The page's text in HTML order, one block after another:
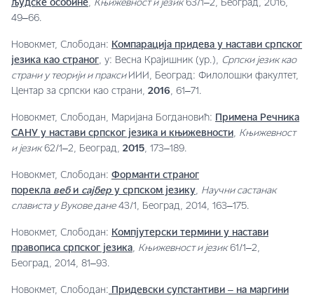
људске особине, Књижевност и језик63/1‒2, Београд, 2016,
49‒66.
Новокмет, Слободан: Компарација придева у настави српског
језика као страног, у: Весна Крајишник (ур.), Српски језик као
страни у теорији и пракси ИИИ, Београд: Филолошки факултет,
Центар за српски као страни, 2016, 61‒71.
Новокмет, Слободан, Маријана Богдановић:
Примена Речника
САНУ у настави српског језика и књижевности , Књижевност
и језик62/1‒2, Београд, 2015, 173‒189.
Новокмет, Слободан: Форманти страног
порекла веби сајбер у српском језику, Научни састанак
слависта у Вукове дане43/1, Београд, 2014, 163‒175.
Новокмет, Слободан: Компјутерски термини у настави
правописа српског језика, Књижевност и језик61/1‒2,
Београд, 2014, 81‒93.
Новокмет, Слободан: Придевски супстантиви ‒ на маргини